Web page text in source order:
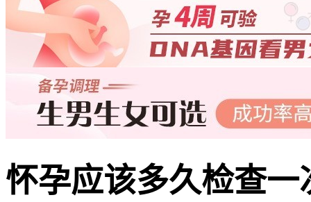
怀孕应该多久检查